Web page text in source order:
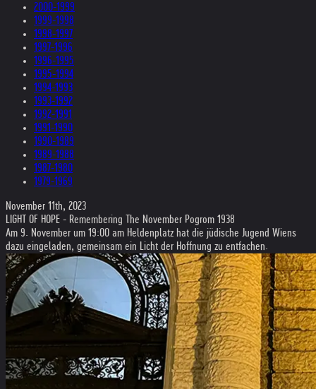
2000-1999
1999-1998
1998-1997
1997-1996
1996-1995
1995-1994
1994-1993
1993-1992
1992-1991
1991-1990
1990-1989
1989-1988
1987-1980
1979-1969
November 11th, 2023
LIGHT OF HOPE - Remembering The November Pogrom 1938
Am 9. November um 19:00 am Heldenplatz hat die jüdische Jugend Wiens
dazu eingeladen, gemeinsam ein Licht der Hoffnung zu entfachen.